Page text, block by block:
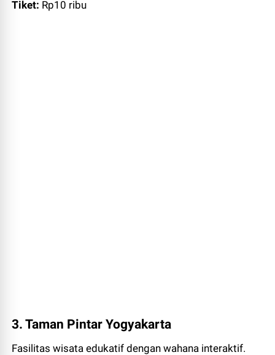
Tiket: Rp10 ribu
3. Taman Pintar Yogyakarta
Fasilitas wisata edukatif dengan wahana interaktif.